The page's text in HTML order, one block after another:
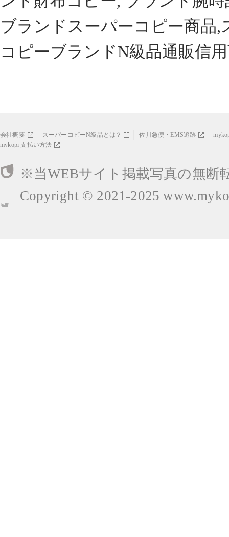
ブランドスーパーコピー商品
コピーブランドN級品通販信
会社概要 スーパーコピーN級品とは？ 佐川急便・EMS追跡
mykopi 支払い方法
※当WEBサイト掲載写真の無断
Copyright © 2021-2025